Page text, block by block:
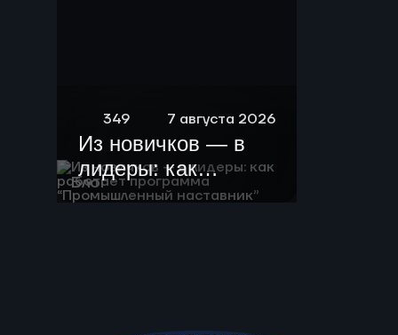
Блог
349 7 августа 2026
Из новичков — в
лидеры: как
работает